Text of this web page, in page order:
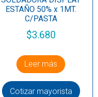
ESTAÑO 50% x 1MT.
C/PASTA
$3.680
Leer más
Cotizar mayorista